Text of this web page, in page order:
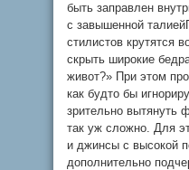
быть заправлен
с завышенной
стилистов крутятся
скрыть широкие
живот?» При этом
как будто бы
зрительно вытянуть
так уж сложно. Для
и джинсы с высокой
дополнительно